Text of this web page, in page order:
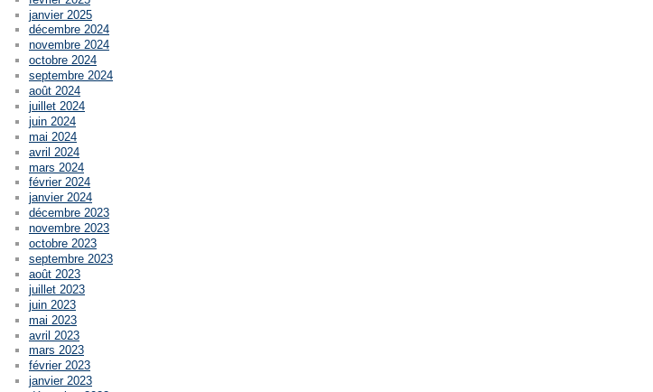
janvier 2025
décembre 2024
novembre 2024
octobre 2024
septembre 2024
août 2024
juillet 2024
juin 2024
mai 2024
avril 2024
mars 2024
février 2024
janvier 2024
décembre 2023
novembre 2023
octobre 2023
septembre 2023
août 2023
juillet 2023
juin 2023
mai 2023
avril 2023
mars 2023
février 2023
janvier 2023